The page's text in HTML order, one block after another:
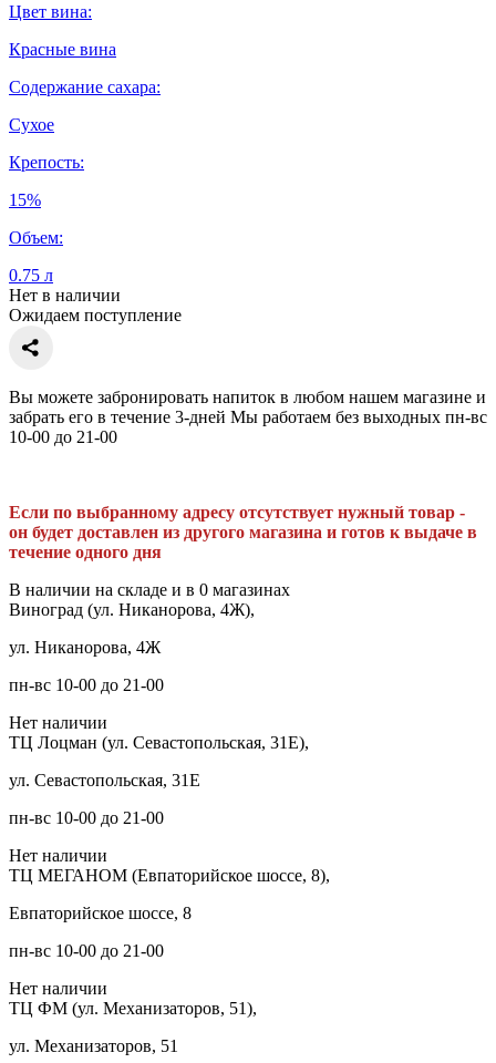
Цвет вина:
Красные вина
Содержание сахара:
Сухое
Крепость:
15%
Объем:
0.75 л
Нет в наличии
Ожидаем поступление
Вы можете забронировать напиток в любом нашем магазине и
забрать его в течение 3-дней Мы работаем без выходных пн-вс
10-00 до 21-00
Если по выбранному адресу отсутствует нужный товар -
он будет доставлен из другого магазина и готов к выдаче в
течение одного дня
В наличии на складе и в 0 магазинах
Виноград (ул. Никанорова, 4Ж),
ул. Никанорова, 4Ж
пн-вс 10-00 до 21-00
Нет наличии
ТЦ Лоцман (ул. Севастопольская, 31Е),
ул. Севастопольская, 31Е
пн-вс 10-00 до 21-00
Нет наличии
ТЦ МЕГАНОМ (Евпаторийское шоссе, 8),
Евпаторийское шоссе, 8
пн-вс 10-00 до 21-00
Нет наличии
ТЦ ФМ (ул. Механизаторов, 51),
ул. Механизаторов, 51